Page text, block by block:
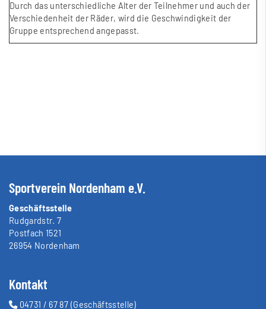
Durch das unterschiedliche Alter der Teilnehmer und auch der
Verschiedenheit der Räder, wird die Geschwindigkeit der
Gruppe entsprechend angepasst.
Sportverein Nordenham e.V.
Geschäftsstelle
Rudgardstr. 7
Postfach 1521
26954 Nordenham
Kontakt
04731 / 67 87 (Geschäftsstelle)